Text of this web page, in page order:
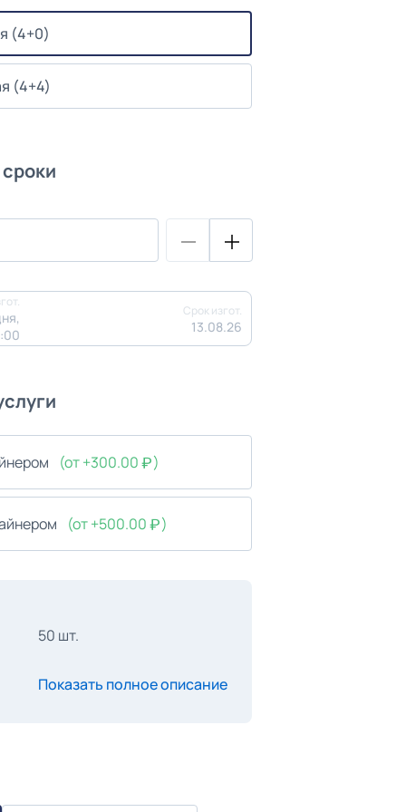
(4+0)
(4+4)
Срок изгот.
13.08.26
(от +300.00 )
(от +500.00 )
50 шт.
Показать полное описание